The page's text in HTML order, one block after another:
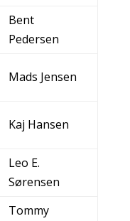
Bent
Pedersen
Mads Jensen
Kaj Hansen
Leo E.
Sørensen
Tommy